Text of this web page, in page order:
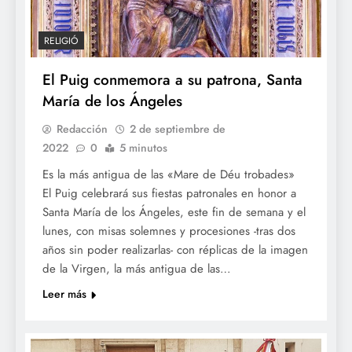
RELIGIÓ
El Puig conmemora a su patrona, Santa
María de los Ángeles
Redacción
2 de septiembre de
2022
0 5 minutos
Es la más antigua de las «Mare de Déu trobades»
El Puig celebrará sus fiestas patronales en honor a
Santa María de los Ángeles, este fin de semana y el
lunes, con misas solemnes y procesiones -tras dos
años sin poder realizarlas- con réplicas de la imagen
de la Virgen, la más antigua de las…
Leer más